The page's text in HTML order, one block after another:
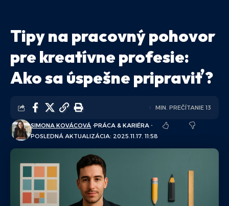
Tipy na pracovný pohovor
pre kreatívne profesie:
Ako sa úspešne pripraviť?
POSLEDNÁ AKTUALIZÁCIA: 2025.11.17. 11:58
SIMONA KOVÁCOVÁ PRÁCA & KARIÉRA
MIN. PREČÍTANIE 13